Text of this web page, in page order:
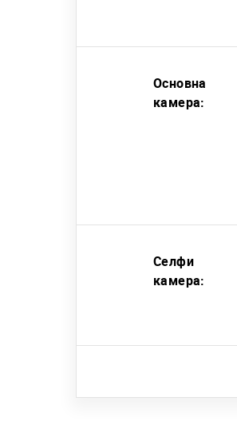
Основна
камера:
Селфи
камера: